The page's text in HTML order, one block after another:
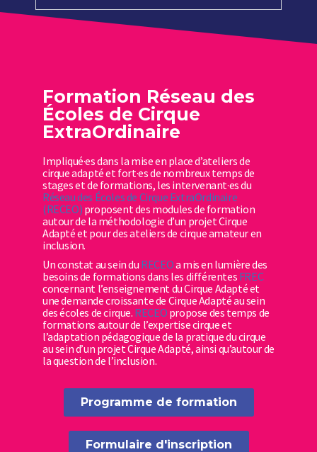
Formation Réseau des
Écoles de Cirque
ExtraOrdinaire
Impliqué·es dans la mise en place d’ateliers de
cirque adapté et fort·es de nombreux temps de
stages et de formations, les intervenant·es du
Réseau des Écoles de Cirque ExtraOrdinaire
(RECEO) proposent des modules de formation
autour de la méthodologie d’un projet Cirque
Adapté et pour des ateliers de cirque amateur en
inclusion.
Un constat au sein du RECEOa mis en lumière des
besoins de formations dans les différentes FREC
concernant l’enseignement du Cirque Adapté et
une demande croissante de Cirque Adapté au sein
des écoles de cirque. RECEO propose des temps de
formations autour de l’expertise cirque et
l’adaptation pédagogique de la pratique du cirque
au sein d’un projet Cirque Adapté, ainsi qu’autour de
la question de l’inclusion.
Programme de formation
Formulaire d'inscription